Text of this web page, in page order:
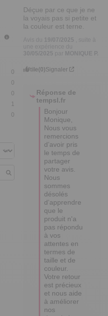
0
0
0
1
0
Déçue par ce que je ne
la voyais pas si petite et
la couleur est terne.
19/07/2025
, suite à
30/05/2025
MONIQUE P.
Utile(0)Signaler
Réponse de
tempsl.fr
Bonjour
Monique,
Nous vous
remercions
d’avoir pris
le temps de
partager
votre avis.
Nous
sommes
désolés
d’apprendre
que le
produit n'a
pas répondu
à vos
attentes en
termes de
taille et de
couleur.
Votre retour
est précieux
et nous aide
à améliorer
nos